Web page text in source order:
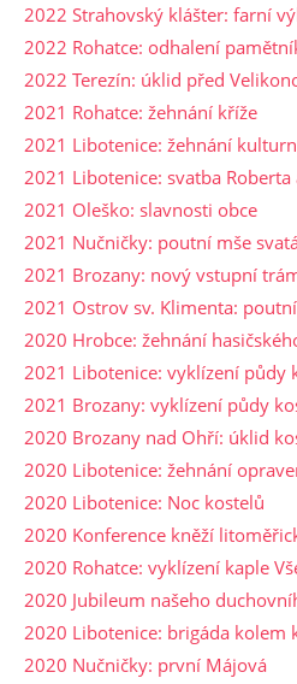
2022 Strahovský klášter: farní
2022 Rohatce: odhalení
2022 Terezín: úklid před
2021 Rohatce: žehnání kříže
2021 Libotenice: žehnání
2021 Libotenice: svatba
2021 Oleško: slavnosti obce
2021 Nučničky: poutní mše
2021 Brozany: nový vstupní
2021 Ostrov sv. Klimenta:
2020 Hrobce: žehnání
2021 Libotenice: vyklízení půdy
2021 Brozany: vyklízení půdy
2020 Brozany nad Ohří: úklid
2020 Libotenice: žehnání
2020 Libotenice: Noc kostelů
2020 Konference kněží
2020 Rohatce: vyklízení kaple
2020 Jubileum našeho
2020 Libotenice: brigáda kolem
2020 Nučničky: první Májová